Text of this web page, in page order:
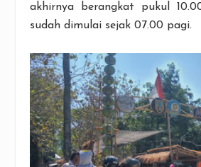
akhirnya berangkat pukul
sudah dimulai sejak 07.00 pagi.